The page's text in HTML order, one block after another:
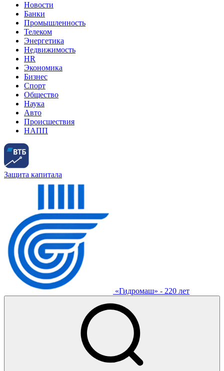
Новости
Банки
Промышленность
Телеком
Энергетика
Недвижимость
HR
Экономика
Бизнес
Спорт
Общество
Наука
Авто
Происшествия
НАПП
Защита капитала
«Гидромаш» - 220 лет